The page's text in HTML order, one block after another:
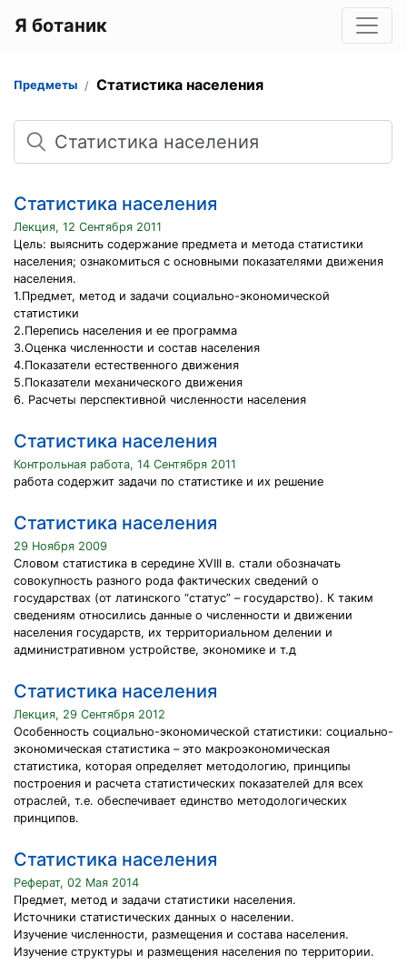
Я ботаник
Предметы Статистика населения
Поиск
Статистика населения
Лекция, 12 Сентября 2011
Цель: выяснить содержание предмета и метода статистики
населения; ознакомиться с основными показателями движения
населения.
1.Предмет, метод и задачи социально-экономической
статистики
2.Перепись населения и ее программа
3.Оценка численности и состав населения
4.Показатели естественного движения
5.Показатели механического движения
6. Расчеты перспективной численности населения
Статистика населения
Контрольная работа, 14 Сентября 2011
работа содержит задачи по статистике и их решение
Статистика населения
29 Ноября 2009
Словом статистика в середине XVIII в. стали обозначать
совокупность разного рода фактических сведений о
государствах (от латинского “статус” – государство). К таким
сведениям относились данные о численности и движении
населения государств, их территориальном делении и
административном устройстве, экономике и т.д
Статистика населения
Лекция, 29 Сентября 2012
Особенность социально-экономической статистики: социально-
экономическая статистика – это макроэкономическая
статистика, которая определяет методологию, принципы
построения и расчета статистических показателей для всех
отраслей, т.е. обеспечивает единство методологических
принципов.
Статистика населения
Реферат, 02 Мая 2014
Предмет, метод и задачи статистики населения.
Источники статистических данных о населении.
Изучение численности, размещения и состава населения.
Изучение структуры и размещения населения по территории.